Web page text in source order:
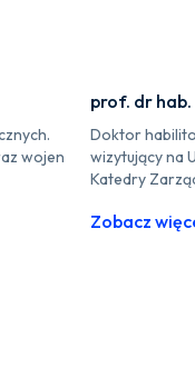
wojen
prof. dr
Doktor
wizytujący na
Katedry
Zobacz